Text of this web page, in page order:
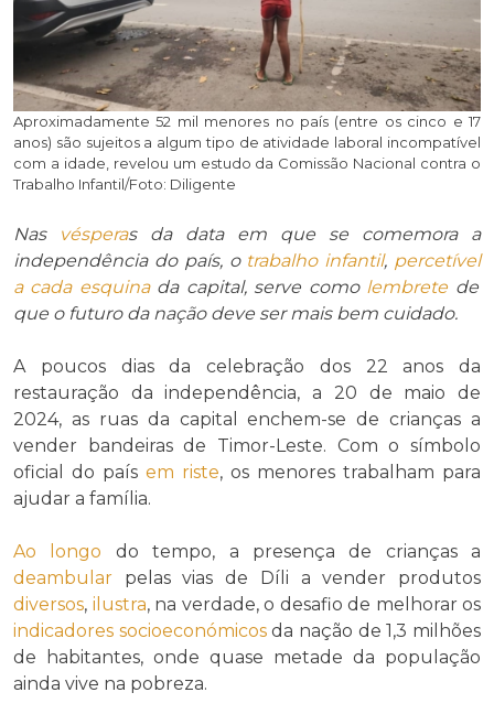
Aproximadamente 52 mil menores no país (entre os cinco e 17
anos) são sujeitos a algum tipo de atividade laboral incompatível
com a idade, revelou um estudo da Comissão Nacional contra o
Trabalho Infantil/Foto: Diligente
Nas vésperas da data em que se comemora a
independência do país, o trabalho infantil, percetível
a cada esquina da capital, serve como lembrete de
que o futuro da nação deve ser mais bem cuidado.
A poucos dias da celebração dos 22 anos da
restauração da independência, a 20 de maio de
2024, as ruas da capital enchem-se de crianças a
vender bandeiras de Timor-Leste. Com o símbolo
oficial do país em riste, os menores trabalham para
ajudar a família.
Ao longo do tempo, a presença de crianças a
deambular pelas vias de Díli a vender produtos
diversos, ilustra, na verdade, o desafio de melhorar os
indicadores socioeconómicosda nação de 1,3 milhões
de habitantes, onde quase metade da população
ainda vive na pobreza.